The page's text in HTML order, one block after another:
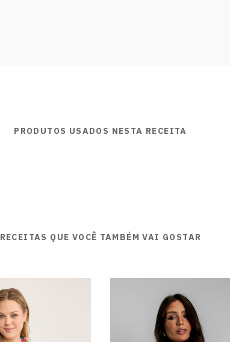
PRODUTOS USADOS NESTA RECEITA
RECEITAS QUE VOCÊ TAMBÉM VAI GOSTAR